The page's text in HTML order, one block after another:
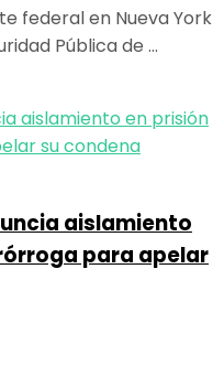
federal en Nueva York
Pública de ...
aislamiento
para apelar